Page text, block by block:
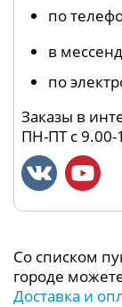
по
в
по
Заказы в
ПН-ПТ с
Со списком
городе
Доставка и